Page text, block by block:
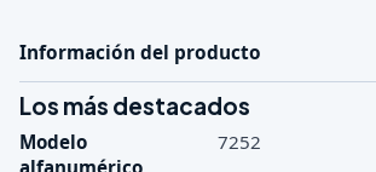
Información del producto
Los más destacados
Modelo
alfanumérico
7252